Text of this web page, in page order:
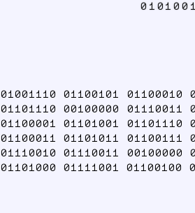
01001110 01100101 01100010
01101110 00100000 01110011
01100001 01101001 01101110
01100011 01101011 01100111
01110010 01110011 00100000
01101000 01111001 01100100